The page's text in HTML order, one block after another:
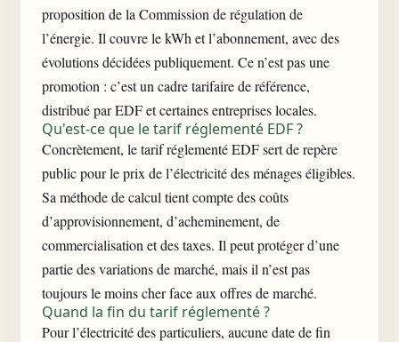
proposition de la Commission de régulation de
l’énergie. Il couvre le kWh et l’abonnement, avec des
évolutions décidées publiquement. Ce n’est pas une
promotion : c’est un cadre tarifaire de référence,
distribué par EDF et certaines entreprises locales.
Qu'est-ce que le tarif réglementé EDF ?
Concrètement, le tarif réglementé EDF sert de repère
public pour le prix de l’électricité des ménages éligibles.
Sa méthode de calcul tient compte des coûts
d’approvisionnement, d’acheminement, de
commercialisation et des taxes. Il peut protéger d’une
partie des variations de marché, mais il n’est pas
toujours le moins cher face aux offres de marché.
Quand la fin du tarif réglementé ?
Pour l’électricité des particuliers, aucune date de fin